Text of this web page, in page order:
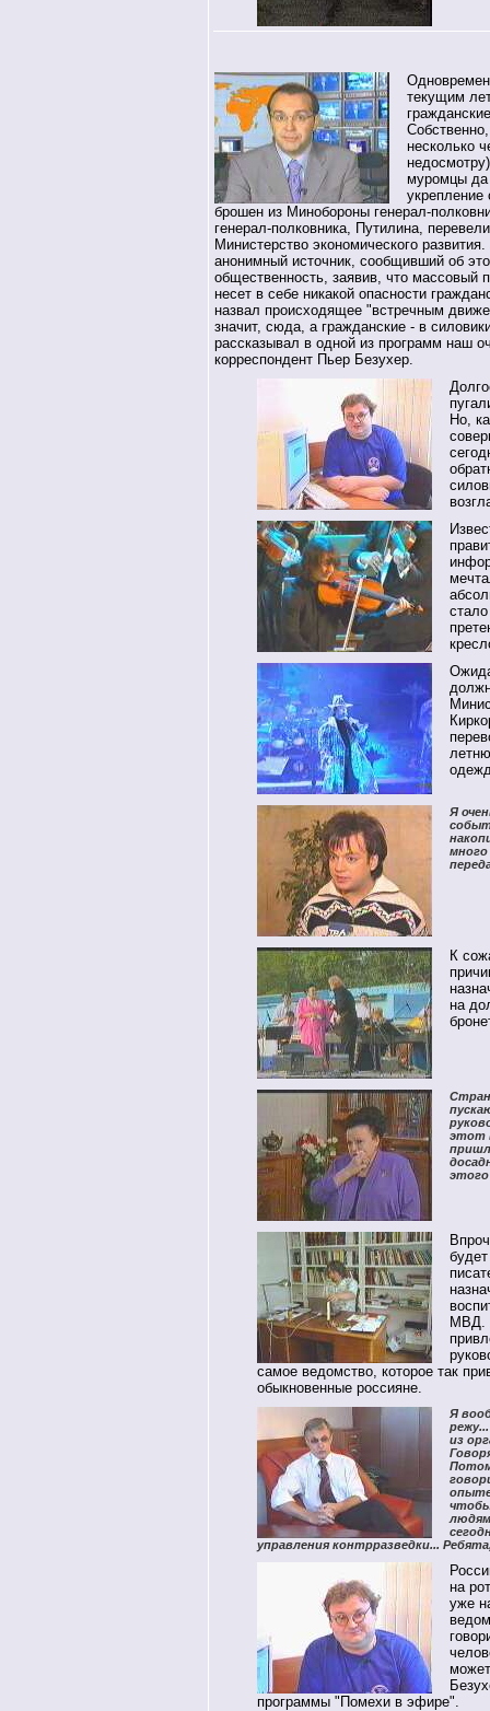
текущим
несколько
муромцы
укрепление
брошен из Минобороны генерал-
генерал-полковника, Путилина,
Министерство экономического
анонимный источник, сообщивший об
общественность, заявив, что массовый
несет в себе никакой опасности
назвал происходящее "встречным
значит, сюда, а гражданские - в
рассказывал в одной из программ наш
корреспондент Пьер Безухер.
Но,
Я
К
на
этот
МВД.
самое ведомство, которое так
обыкновенные россияне.
Я
из
управления контрразведки...
на
уже
программы "Помехи в эфире".